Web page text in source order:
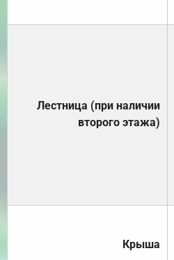
Лестница (при наличии
второго этажа)
Крыша